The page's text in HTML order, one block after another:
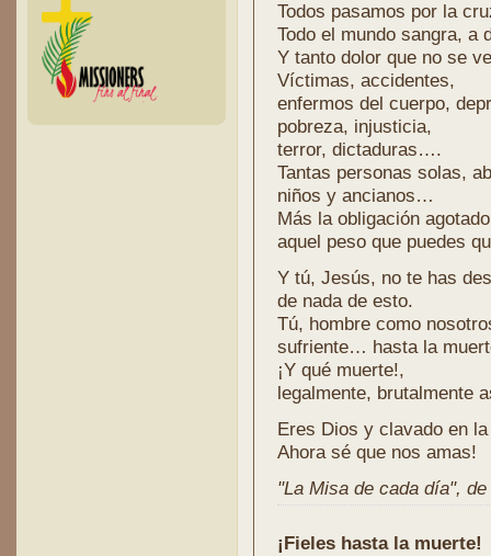
Todos pasamos por la
Todo el mundo sangra, a
Y tanto dolor que no se
Víctimas, accidentes,
enfermos del cuerpo,
pobreza, injusticia,
terror, dictaduras….
Tantas personas solas,
niños y ancianos…
Más la obligación
aquel peso que puedes
Y tú, Jesús, no te has
de nada de esto.
Tú, hombre como
sufriente… hasta la
¡Y qué muerte!,
legalmente, brutalmente
Eres Dios y clavado en
Ahora sé que nos amas!
"La Misa de cada día",
¡Fieles hasta la muerte!